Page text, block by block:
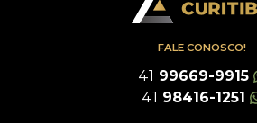
FALE CONOSCO!
41 99669-9915
41 98416-1251